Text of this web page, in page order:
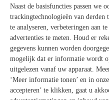
Producten
Productoverzicht
Ruwbouw
Dekvloeren
Voorbereiding
Vloeregalisaties
Afdichtingen
Tegellijmen
Voegmortels
Voegen / Siliconen
Naast de basisfuncties passen we
trackingtechnologieën van derden
te analyseren, verbeteringen aan
advertenties te meten. Houd er
gegevens kunnen worden
mogelijk dat er informatie wordt
uitgelezen vanaf uw apparaat.
‘Meer informatie tonen’ en in
accepteren’ te klikken, gaat u